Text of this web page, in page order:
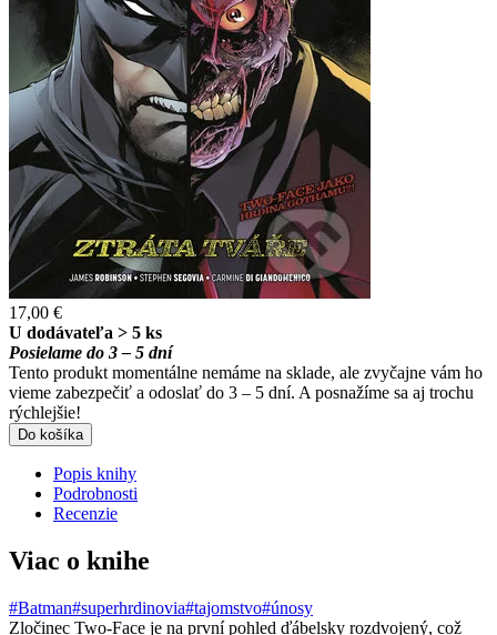
17,00 €
U dodávateľa > 5 ks
Posielame do 3 – 5 dní
Tento produkt momentálne nemáme na sklade, ale zvyčajne vám ho
vieme zabezpečiť a odoslať do 3 – 5 dní. A posnažíme sa aj trochu
rýchlejšie!
Do košíka
Popis knihy
Podrobnosti
Recenzie
Viac o knihe
#Batman#superhrdinovia#tajomstvo#únosy
Zločinec Two-Face je na první pohled ďábelsky rozdvojený, což